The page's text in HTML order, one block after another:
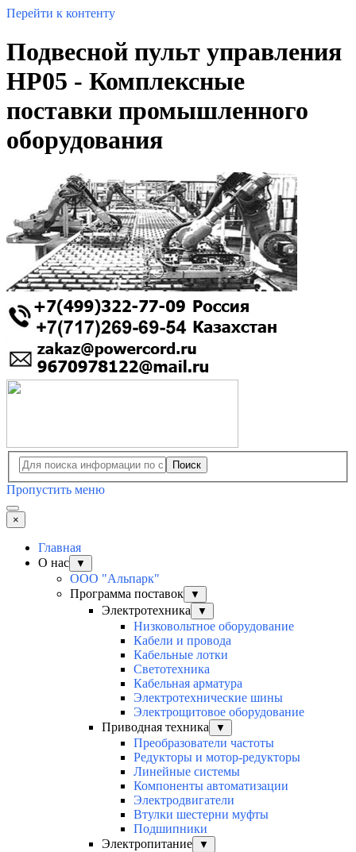
Перейти к контенту
Подвесной пульт управления
HP05 - Комплексные
поставки промышленного
оборудования
Поиск
Пропустить меню
×
Главная
О нас
▼
ООО "Альпарк"
Программа поставок
▼
Электротехника ▼
Низковольтное оборудование
Кабели и провода
Кабельные лотки
Светотехника
Кабельная арматура
Электротехнические шины
Электрощитовое оборудование
Приводная техника
▼
Преобразователи частоты
Редукторы и мотор-редукторы
Линейные системы
Компоненты автоматизации
Электродвигатели
Втулки шестерни муфты
Подшипники
Электропитание
▼